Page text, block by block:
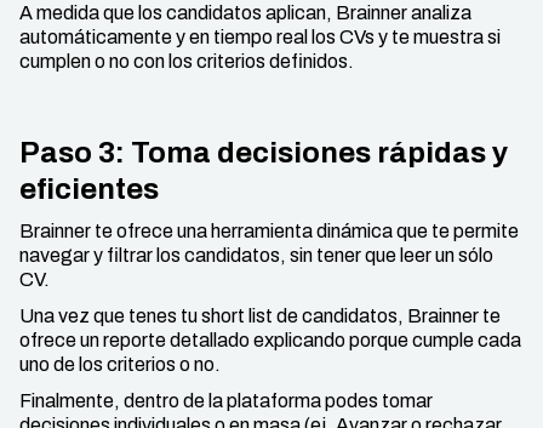
A medida que los candidatos aplican, Brainner analiza
automáticamente y en tiempo real los CVs y te muestra si
cumplen o no con los criterios definidos.
Paso 3: Toma decisiones rápidas y
eficientes
Brainner te ofrece una herramienta dinámica que te permite
navegar y filtrar los candidatos, sin tener que leer un sólo
CV.
Una vez que tenes tu short list de candidatos, Brainner te
ofrece un reporte detallado explicando porque cumple cada
uno de los criterios o no.
Finalmente, dentro de la plataforma podes tomar